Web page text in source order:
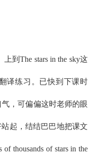
到The stars in the sky这
译练习。已快到下课时
，可偏偏这时老师的眼
起，结结巴巴地把课文
thousands of stars in the